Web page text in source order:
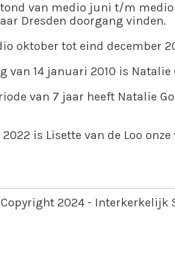
van medio juni t/m
Dresden doorgang vinden.
oktober tot eind december
van 14 januari 2010 is
van 7 jaar heeft Natalie
2022 is Lisette van de Loo
Copyright 2024 - Interkerkelijk